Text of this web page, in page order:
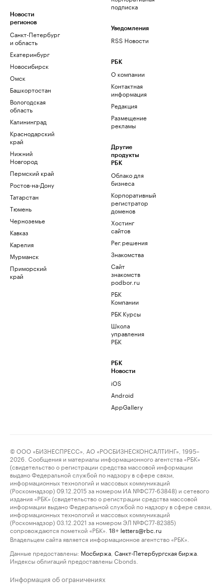
Новости
регионов
Санкт-Петербург
и область
Екатеринбург
Новосибирск
Омск
Башкортостан
Вологодская
область
Калининград
Краснодарский
край
Нижний
Новгород
Пермский край
Ростов-на-Дону
Татарстан
Тюмень
Черноземье
Кавказ
Карелия
Мурманск
Приморский
край
подписка
Уведомления
RSS Новости
РБК
О компании
Контактная
информация
Редакция
Размещение
рекламы
Другие
продукты
РБК
Облако для
бизнеса
Корпоративный
регистратор
доменов
Хостинг
сайтов
Рег.решения
Знакомства
Сайт
знакомств
podbor.ru
РБК
Компании
РБК Курсы
Школа
управления
РБК
РБК
Новости
iOS
Android
AppGallery
© ООО «БИЗНЕСПРЕСС», АО «РОСБИЗНЕСКОНСАЛТИНГ», 1995–
2026. Сообщения и материалы информационного агентства «РБК»
(свидетельство о регистрации средства массовой информации
выдано Федеральной службой по надзору в сфере связи,
информационных технологий и массовых коммуникаций
(Роскомнадзор) 09.12.2015 за номером ИА №ФС77-63848) и сетевого
издания «РБК» (свидетельство о регистрации средства массовой
информации выдано Федеральной службой по надзору в сфере связи,
информационных технологий и массовых коммуникаций
(Роскомнадзор) 03.12.2021 за номером ЭЛ №ФС77-82385)
сопровождаются пометкой «РБК».
18+ letters@rbc.ru
Владельцем сайта является информационное агентство «РБК».
Данные предоставлены: Мосбиржа Санкт-Петербургская биржа
Индексы облигаций предоставлены Cbonds.
Информация об ограничениях